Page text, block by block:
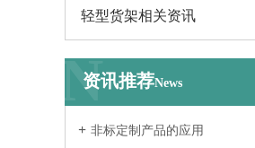
轻型货架相关资讯
资讯推荐News
N
非标定制产品的应用